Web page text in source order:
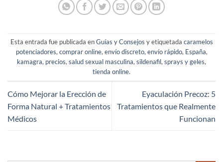
Esta entrada fue publicada enGuías y Consejos y etiquetada caramelos
potenciadores, comprar online, envío discreto, envío rápido, España,
kamagra, precios, salud sexual masculina, sildenafil, sprays y geles,
tienda online.
Cómo Mejorar la Erección de
Forma Natural + Tratamientos
Médicos
Eyaculación Precoz: 5
Tratamientos que Realmente
Funcionan